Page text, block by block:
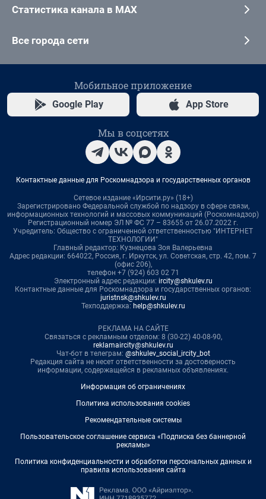
Статистика канала в MAX
Все города сети
Мобильное приложение
Google Play App Store
Мы в соцсетях
Контактные данные для Роскомнадзора и государственных органов
Сетевое издание «Ирсити.ру» (18+)
Зарегистрировано Федеральной службой по надзору в сфере связи,
информационных технологий и массовых коммуникаций (Роскомнадзор)
Регистрационный номер ЭЛ № ФС 77 – 83655 от 26.07.2022 г.
Учредитель: Общество с ограниченной ответственностью "ИНТЕРНЕТ
ТЕХНОЛОГИИ"
Главный редактор: Кузнецова Зоя Валерьевна
Адрес редакции: 664022, Россия, г. Иркутск, ул. Советская, стр. 42, пом. 7
(офис 206),
телефон +7 (924) 603 02 71
Электронный адрес редакции: ircity@shkulev.ru
Контактные данные для Роскомнадзора и государственных органов:
juristnsk@shkulev.ru
Техподдержка: help@shkulev.ru
РЕКЛАМА НА САЙТЕ
Связаться с рекламным отделом: 8 (30-22) 40-08-90,
reklamaircity@shkulev.ru
Чат-бот в телеграм: @shkulev_social_ircity_bot
Редакция сайта не несет ответственности за достоверность
информации, содержащейся в рекламных объявлениях.
Информация об ограничениях
Политика использования cookies
Рекомендательные системы
Пользовательское соглашение сервиса «Подписка без баннерной
рекламы»
Политика конфиденциальности и обработки персональных данных и
правила использования сайта